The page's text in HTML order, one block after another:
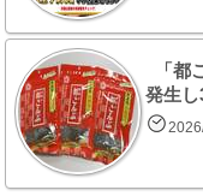
「都
発生